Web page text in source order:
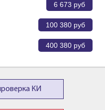
6 673 руб
100 380 руб
400 380 руб
КИ